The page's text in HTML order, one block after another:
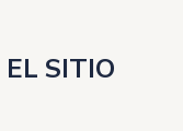
SITIO